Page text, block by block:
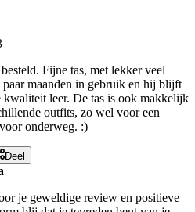
Fijne tas, met lekker veel
maanden in gebruik en hij blijft
kwaliteit leer. De tas is ook makkelijk
outfits, zo wel voor een
onderweg. :)
Deel
je geweldige review en positieve